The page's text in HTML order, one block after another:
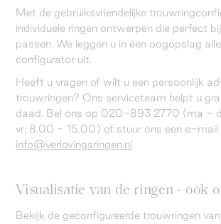
Met de gebruiksvriendelijke
individuele ringen ontwerpen die perfect
passen. We leggen u in één oogopslag
configurator uit.
Heeft u vragen of wilt u een persoonlijk
trouwringen? Ons serviceteam helpt u
daad. Bel ons op 020-893 2770 (ma -
vr: 8.00 - 15.00) of stuur ons een e-mail
info@verlovingsringen.nl
Visualisatie van de ringen - ook
Bekijk de geconfigureerde trouwringen